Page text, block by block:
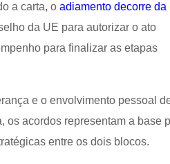
a carta, oadiamento decorre da
da UE para autorizar o ato
para finalizar as etapas
e o envolvimento pessoal
os acordos representam a base
entre os dois blocos.